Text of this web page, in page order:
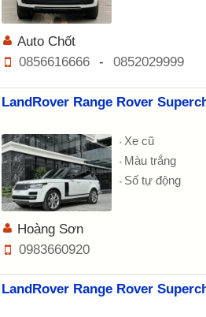
Auto Chốt
0856616666
- 0852029999
LandRover Range Rover
Xe cũ
Màu trắng
Số tự động
Hoàng Sơn
0983660920
LandRover Range Rover